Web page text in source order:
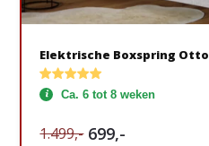
Elektrische Boxspring Otto
Ca. 6 tot 8 weken
1.499,- 699,-